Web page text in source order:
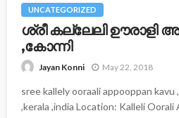
UNCATEGORIZED
ശ്രീ കല്ലേലി ഊരാളി
,കോന്നി
Jayan Konni May 22, 2018
sree kallely ooraali appooppan
,kerala ,india Location: Kalleli Oorali